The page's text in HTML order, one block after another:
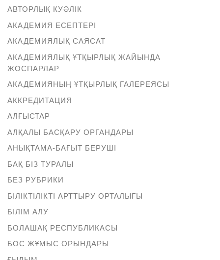
АВТОРЛЫҚ КУӘЛІК
АКАДЕМИЯ ЕСЕПТЕРІ
АКАДЕМИЯЛЫҚ САЯСАТ
АКАДЕМИЯЛЫҚ ҰТҚЫРЛЫҚ ЖАЙЫНДА
ЖОСПАРЛАР
АКАДЕМИЯНЫҢ ҰТҚЫРЛЫҚ ГАЛЕРЕЯСЫ
АККРЕДИТАЦИЯ
АЛҒЫСТАР
АЛҚАЛЫ БАСҚАРУ ОРГАНДАРЫ
АНЫҚТАМА-БАҒЫТ БЕРУШІ
БАҚ БІЗ ТУРАЛЫ
БЕЗ РУБРИКИ
БІЛІКТІЛІКТІ АРТТЫРУ ОРТАЛЫҒЫ
БІЛІМ АЛУ
БОЛАШАҚ РЕСПУБЛИКАСЫ
БОС ЖҰМЫС ОРЫНДАРЫ